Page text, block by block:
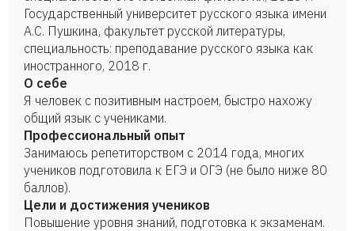
Государственный университет русского языка имени
А.С. Пушкина, факультет русской литературы,
специальность: преподавание русского языка как
иностранного, 2018 г.
О себе
Я человек с позитивным настроем, быстро нахожу
общий язык с учениками.
Профессиональный опыт
Занимаюсь репетиторством с 2014 года, многих
учеников подготовила к ЕГЭ и ОГЭ (не было ниже 80
баллов).
Цели и достижения учеников
Повышение уровня знаний, подготовка к экзаменам.